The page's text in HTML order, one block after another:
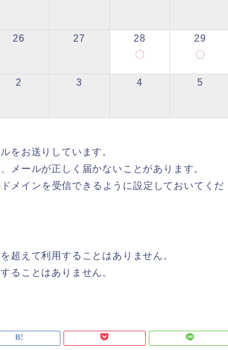
26 27 28
〇
29
〇
2 3 4 5
をお送りしています。
メールが正しく届かないことがあります。
メインを受信できるように設定しておいてくだ
超えて利用することはありません。
ることはありません。